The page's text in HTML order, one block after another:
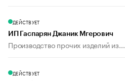
ДЕЙСТВУЕТ
ИП Гаспарян Джаник Мгерович
Производство прочих изделий из...
ДЕЙСТВУЕТ